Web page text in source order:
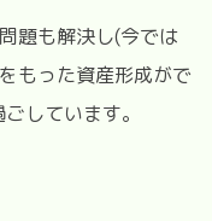
題も解決し(今では
もった資産形成がで
しています。